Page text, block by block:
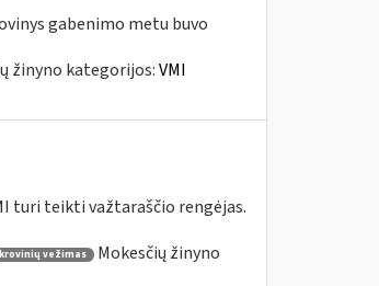
gabenimo metu buvo
žinyno kategorijos:VMI
turi teikti važtaraščio rengėjas.
krovinių vežimas
Mokesčių žinyno